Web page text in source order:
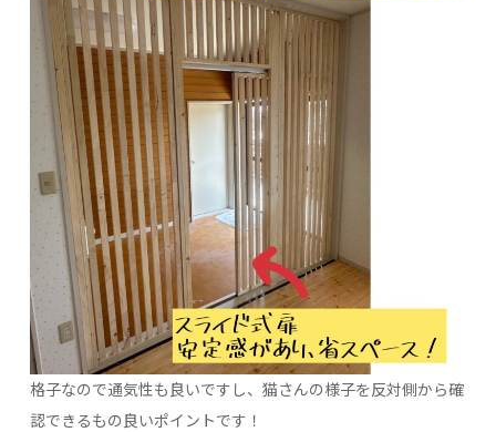
格子なので通気性も良いですし、猫さんの様子を反対側から確
認できるもの良いポイントです！